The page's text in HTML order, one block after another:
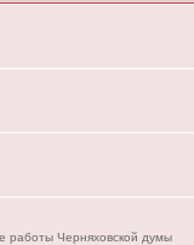
работы Черняховской думы